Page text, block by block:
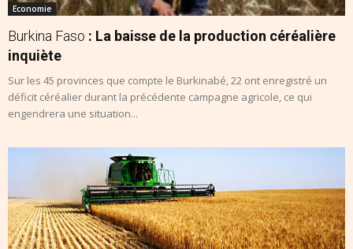
Economie
Burkina Faso : La baisse de la production céréalière
inquiète
Sur les 45 provinces que compte le Burkinabé, 22 ont enregistré un
déficit céréalier durant la précédente campagne agricole, ce qui
engendrera une situation...